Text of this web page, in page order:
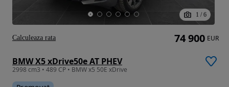
1 / 6
BMW X5 xDrive50e AT PHEV
2998 cm3 • 489 CP • BMW x5 50E xDrive
74 900 EUR
Calculeaza rata